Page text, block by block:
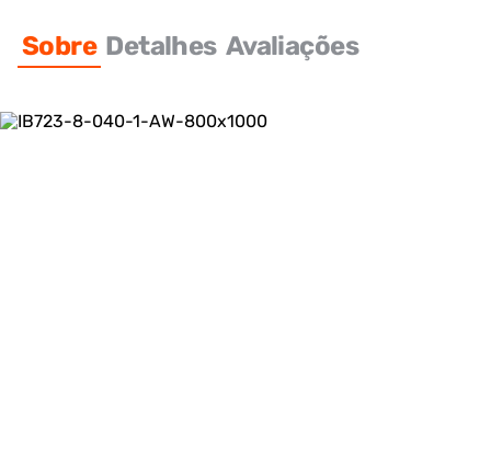
Sobre Detalhes Avaliações